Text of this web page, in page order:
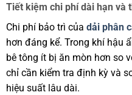
Tiết kiệm chi phí dài hạn và
Chi phí bảo trì của dải phân
hơn đáng kể. Trong khí hậu
bê tông ít bị ăn mòn hơn so
chỉ cần kiểm tra định kỳ và
hiệu suất lâu dài.